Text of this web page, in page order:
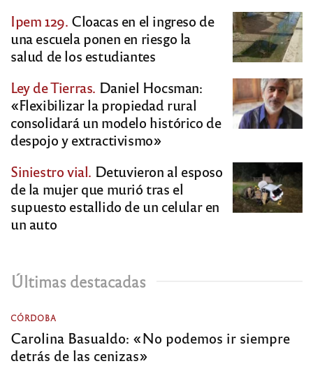
Ipem 129. Cloacas en el ingreso de
una escuela ponen en riesgo la
salud de los estudiantes
Ley de Tierras. Daniel Hocsman:
«Flexibilizar la propiedad rural
consolidará un modelo histórico de
despojo y extractivismo»
Siniestro vial. Detuvieron al esposo
de la mujer que murió tras el
supuesto estallido de un celular en
un auto
Últimas destacadas
CÓRDOBA
Carolina Basualdo: «No podemos ir siempre
detrás de las cenizas»